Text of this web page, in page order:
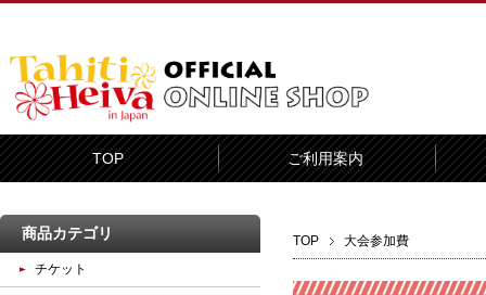
TOP ご利用案内
TOP 大会参加費
商品カテゴリ
チケット